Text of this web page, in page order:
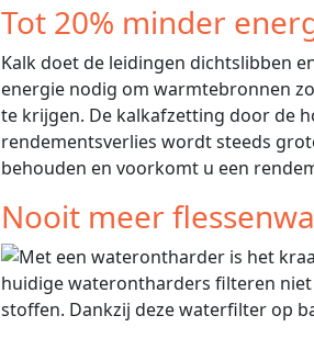
Tot 20% minder
Kalk doet de leidingen dichtslibben
energie nodig om warmtebronnen
te krijgen. De kalkafzetting door de
rendementsverlies wordt steeds
behouden en voorkomt u een
Nooit meer
huidige waterontharders filteren niet
stoffen. Dankzij deze waterfilter op